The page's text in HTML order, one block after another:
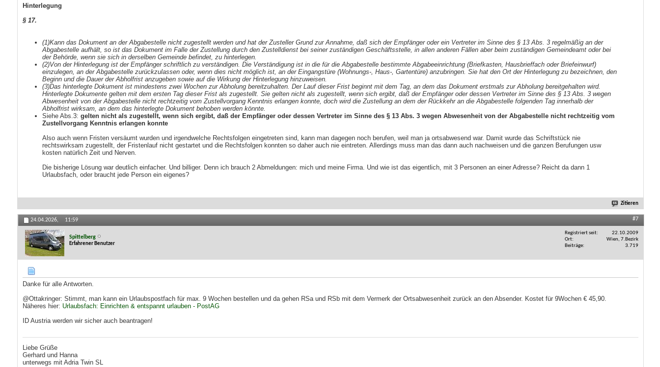
Hinterlegung
§ 17.
(1)Kann das Dokument an der Abgabestelle nicht zugestellt werden und hat der Zusteller Grund zur Annahme, daß sich der Empfänger oder ein Vertreter im Sinne des § 13 Abs. 3 regelmäßig an der
Abgabestelle aufhält, so ist das Dokument im Falle der Zustellung durch den Zustelldienst bei seiner zuständigen Geschäftsstelle, in allen anderen Fällen aber beim zuständigen Gemeindeamt oder bei
der Behörde, wenn sie sich in derselben Gemeinde befindet, zu hinterlegen.
(2)Von der Hinterlegung ist der Empfänger schriftlich zu verständigen. Die Verständigung ist in die für die Abgabestelle bestimmte Abgabeeinrichtung (Briefkasten, Hausbrieffach oder Briefeinwurf)
einzulegen, an der Abgabestelle zurückzulassen oder, wenn dies nicht möglich ist, an der Eingangstüre (Wohnungs-, Haus-, Gartentüre) anzubringen. Sie hat den Ort der Hinterlegung zu bezeichnen, den
Beginn und die Dauer der Abholfrist anzugeben sowie auf die Wirkung der Hinterlegung hinzuweisen.
(3)Das hinterlegte Dokument ist mindestens zwei Wochen zur Abholung bereitzuhalten. Der Lauf dieser Frist beginnt mit dem Tag, an dem das Dokument erstmals zur Abholung bereitgehalten wird.
Hinterlegte Dokumente gelten mit dem ersten Tag dieser Frist als zugestellt. Sie gelten nicht als zugestellt, wenn sich ergibt, daß der Empfänger oder dessen Vertreter im Sinne des § 13 Abs. 3 wegen
Abwesenheit von der Abgabestelle nicht rechtzeitig vom Zustellvorgang Kenntnis erlangen konnte, doch wird die Zustellung an dem der Rückkehr an die Abgabestelle folgenden Tag innerhalb der
Abholfrist wirksam, an dem das hinterlegte Dokument behoben werden könnte.
Siehe Abs.3: gelten nicht als zugestellt, wenn sich ergibt, daß der Empfänger oder dessen Vertreter im Sinne des § 13 Abs. 3 wegen Abwesenheit von der Abgabestelle nicht rechtzeitig vom
Zustellvorgang Kenntnis erlangen konnte
Also auch wenn Fristen versäumt wurden und irgendwelche Rechtsfolgen eingetreten sind, kann man dagegen noch berufen, weil man ja ortsabwesend war. Damit wurde das Schriftstück nie
rechtswirksam zugestellt, der Fristenlauf nicht gestartet und die Rechtsfolgen konnten so daher auch nie eintreten. Allerdings muss man das dann auch nachweisen und die ganzen Berufungen usw
kosten natürlich Zeit und Nerven.
Die bisherige Lösung war deutlich einfacher. Und billiger. Denn ich brauch 2 Abmeldungen: mich und meine Firma. Und wie ist das eigentlich, mit 3 Personen an einer Adresse? Reicht da dann 1
Urlaubsfach, oder braucht jede Person ein eigenes?
Zitieren
24.04.2026, 11:59 #7
Spittelberg
Erfahrener Benutzer
Registriert seit
22.10.2009
Ort
Wien, 7.Bezirk
Beiträge
3.719
Danke für alle Antworten.
@Ottakringer: Stimmt, man kann ein Urlaubspostfach für max. 9 Wochen bestellen und da gehen RSa und RSb mit dem Vermerk der Ortsabwesenheit zurück an den Absender. Kostet für 9Wochen € 45,90.
Näheres hier: Urlaubsfach: Einrichten & entspannt urlauben - PostAG
ID Austria werden wir sicher auch beantragen!
Liebe Grüße
Gerhard und Hanna
unterwegs mit Adria Twin SL